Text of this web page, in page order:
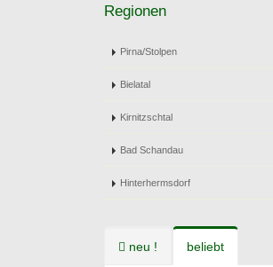
Regionen
Pirna/Stolpen
Bielatal
Kirnitzschtal
Bad Schandau
Hinterhermsdorf
neu ! beliebt